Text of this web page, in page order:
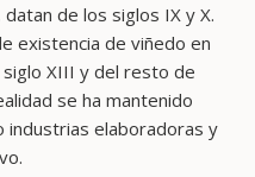
de los siglos IX y X.
existencia de viñedo en
siglo XIII y del resto de
se ha mantenido
industrias elaboradoras y